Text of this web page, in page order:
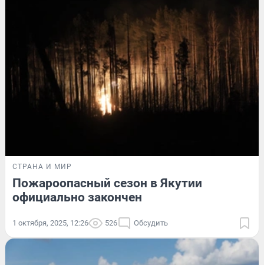
СТРАНА И МИР
Пожароопасный сезон в Якутии
официально закончен
1 октября, 2025, 12:26 526 Обсудить